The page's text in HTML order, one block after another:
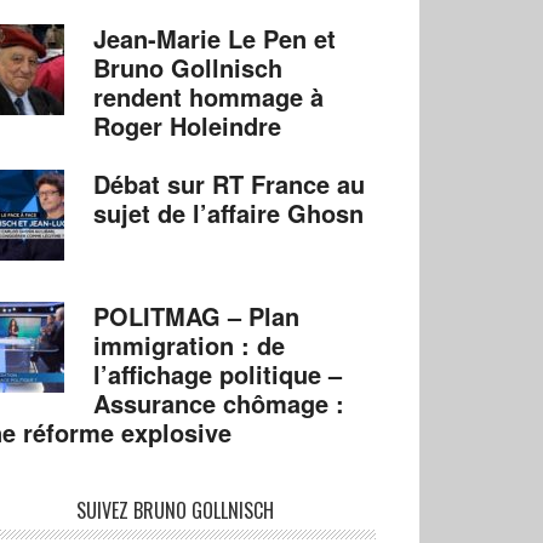
Jean-Marie Le Pen et
Bruno Gollnisch
rendent hommage à
Roger Holeindre
Débat sur RT France au
sujet de l’affaire Ghosn
POLITMAG – Plan
immigration : de
l’affichage politique –
Assurance chômage :
réforme explosive
SUIVEZ BRUNO GOLLNISCH